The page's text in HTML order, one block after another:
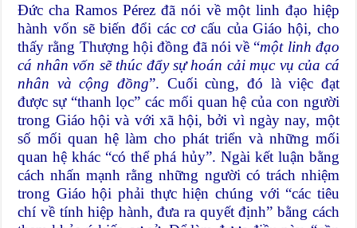
Đức cha Ramos Pérez đã nói về một linh đạo hiệp
hành vốn sẽ biến đổi các cơ cấu của Giáo hội, cho
thấy rằng Thượng hội đồng đã nói về “một linh đạo
cá nhân vốn sẽ thúc đẩy sự hoán cải mục vụ của cá
nhân và cộng đồng”. Cuối cùng, đó là việc đạt
được sự “thanh lọc” các mối quan hệ của con người
trong Giáo hội và với xã hội, bởi vì ngày nay, một
số mối quan hệ làm cho phát triển và những mối
quan hệ khác “có thể phá hủy”. Ngài kết luận bằng
cách nhấn mạnh rằng những người có trách nhiệm
trong Giáo hội phải thực hiện chúng với “các tiêu
chí về tính hiệp hành, đưa ra quyết định” bằng cách